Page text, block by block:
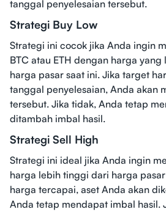
tanggal penyelesaian tersebut.
Strategi Buy Low
Strategi ini cocok jika Anda ingin
BTC atau ETH dengan harga
harga pasar saat ini. Jika target
tanggal penyelesaian, Anda akan
tersebut. Jika tidak, Anda tetap
ditambah imbal hasil.
Strategi Sell High
Strategi ini ideal jika Anda ingin
harga lebih tinggi dari harga
harga tercapai, aset Anda akan
Anda tetap mendapat imbal hasil.